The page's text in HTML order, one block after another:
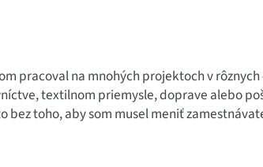
pracoval na mnohých projektoch v
textilnom priemysle, doprave alebo
bez toho, aby som musel meniť